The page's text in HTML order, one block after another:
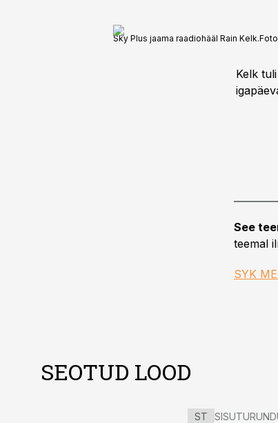
Sky Plus jaama raadiohääl Rain Kelk.
Kelk
See
teemal
SYK
SEOTUD LOOD
ST